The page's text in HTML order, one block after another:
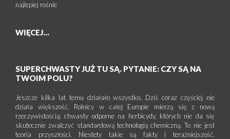
najlepiej rośnie
WIĘCEJ...
SUPERCHWASTY JUŻ TU SĄ. PYTANIE: CZY SĄ NA
TWOIM POLU?
Jeszcze kilka lat temu działało wszystko. Dziś coraz częściej nie
działa większość. Rolnicy w całej Europie mierzą się z nową
rzeczywistością: chwasty odporne na herbicydy, których nie da się
skutecznie zwalczyć standardową technologią chemiczną. To nie jest
teoria przyszłości. Niestety takie są fakty i teraźniejszość.